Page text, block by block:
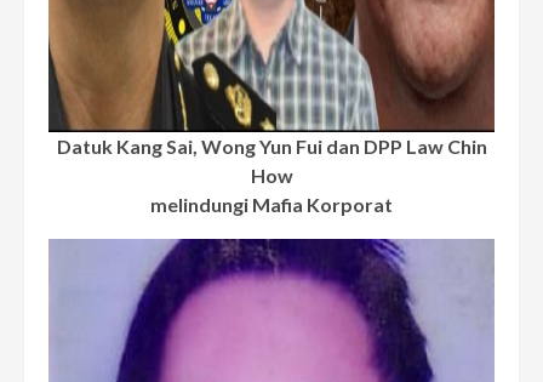
Datuk Kang Sai, Wong Yun Fui dan DPP Law Chin
How
melindungi Mafia Korporat